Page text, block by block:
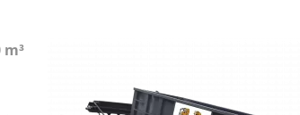
m³